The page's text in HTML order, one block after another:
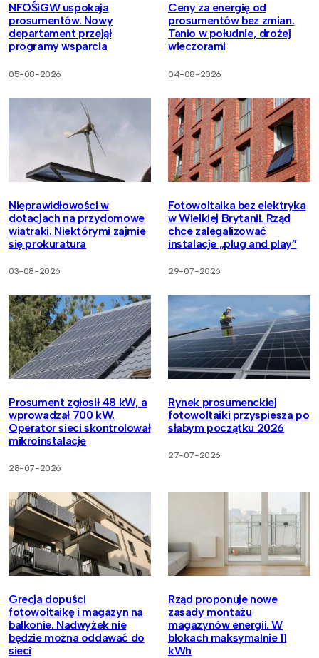
NFOŚiGW uspokaja
prosumentów. Nowy
departament przejął
programy wsparcia
05-08-2026
Ceny za energię od
prosumentów bez zmian.
Tanio w południe, drożej
wieczorami
04-08-2026
Nieprawidłowości w
dotacjach na przydomowe
wiatraki. Niektórymi zajmie
się prokuratura
03-08-2026
Fotowoltaika bez elektryka
w Wielkiej Brytanii. Rząd
chce zalegalizować
instalacje „plug and play”
29-07-2026
Prosument zgłosił 48 kW, a
wprowadzał 700 kW.
Operator sieci skontrolował
mikroinstalacje
28-07-2026
Rynek prosumenckiej
fotowoltaiki przyspiesza po
słabym początku 2026
27-07-2026
Grecja dopuści
fotowoltaikę i magazyn na
balkonie. Nadwyżek nie
będzie można oddawać do
sieci
Rząd proponuje nowe
zasady montażu
magazynów energii. W
blokach maksymalnie 11
kWh